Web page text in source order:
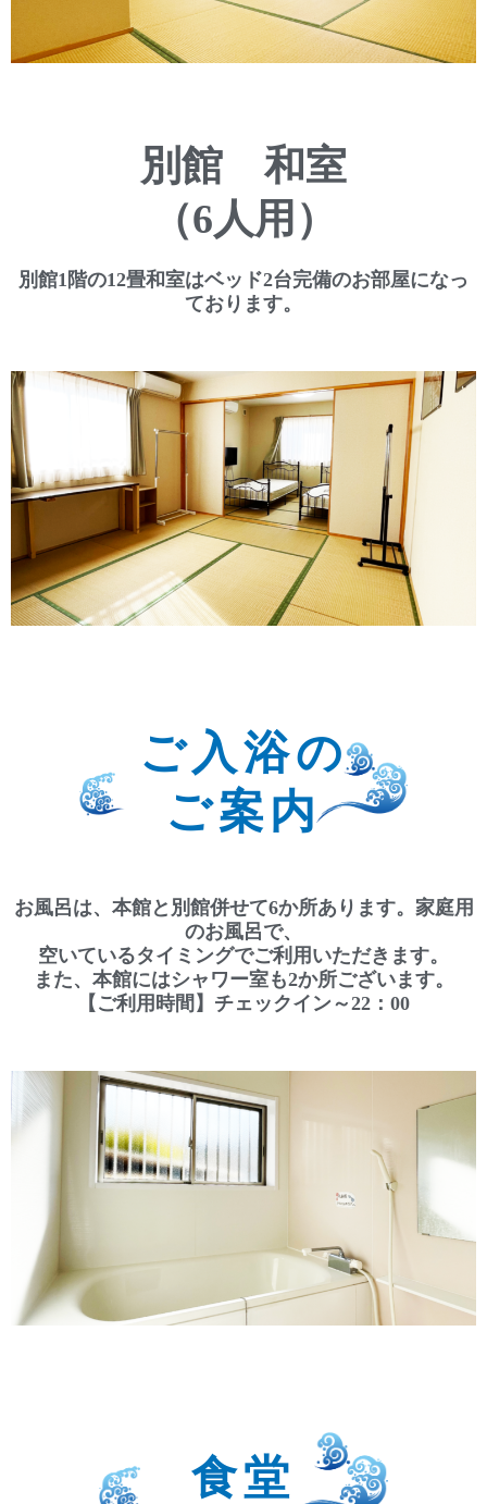
別館 和室
（6人用）
別館1階の12畳和室はベッド2台完備のお部屋になっ
ております。
ご入浴の
ご案内
お風呂は、本館と別館併せて6か所あります。家庭用
のお風呂で、
空いているタイミングでご利用いただきます。
また、本館にはシャワー室も2か所ございます。
【ご利用時間】チェックイン～22：00
食堂